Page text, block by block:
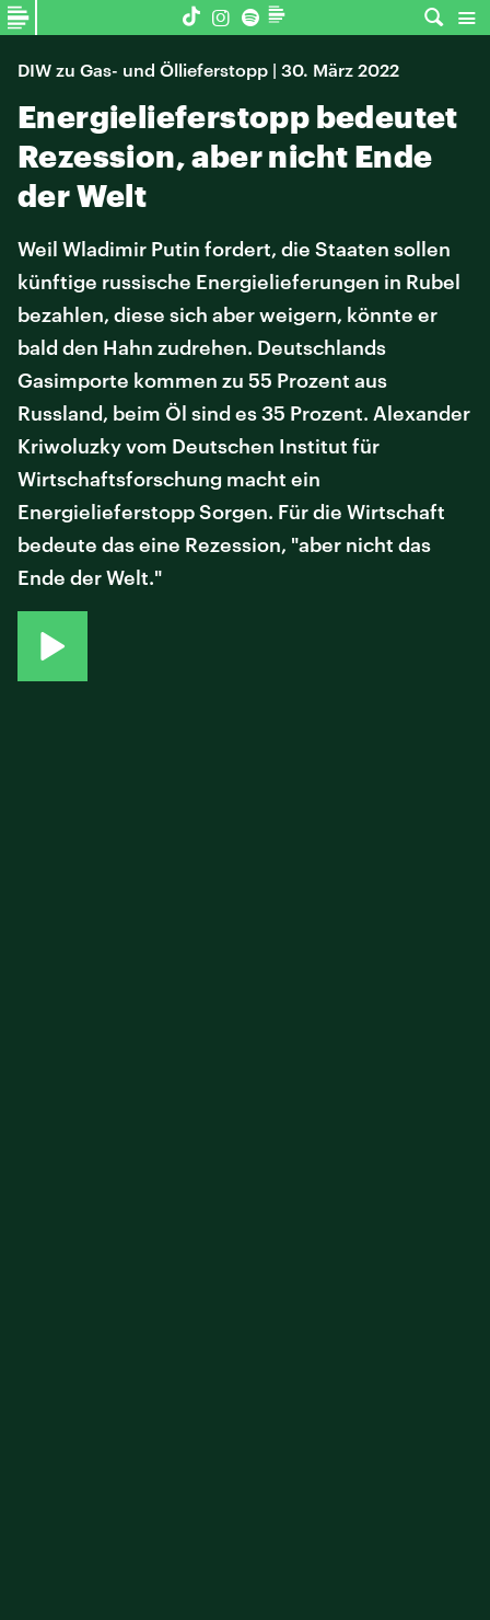
DIW zu Gas- und Öllieferstopp | 30. März 2022
Energielieferstopp bedeutet
Rezession, aber nicht Ende
der Welt
Weil Wladimir Putin fordert, die Staaten sollen
künftige russische Energielieferungen in Rubel
bezahlen, diese sich aber weigern, könnte er
bald den Hahn zudrehen. Deutschlands
Gasimporte kommen zu 55 Prozent aus
Russland, beim Öl sind es 35 Prozent. Alexander
Kriwoluzky vom Deutschen Institut für
Wirtschaftsforschung macht ein
Energielieferstopp Sorgen. Für die Wirtschaft
bedeute das eine Rezession, "aber nicht das
Ende der Welt."